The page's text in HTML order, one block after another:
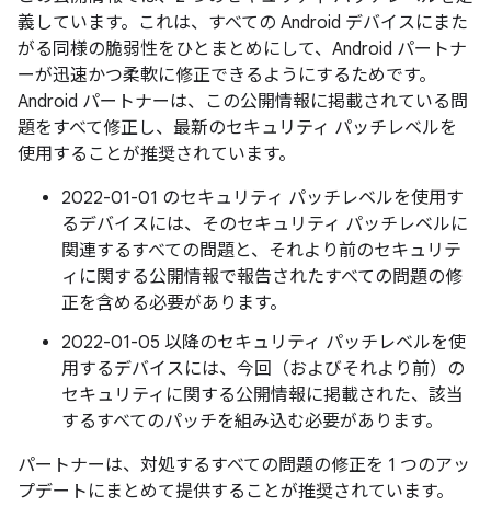
義しています。これは、すべての Android デバイスにまた
がる同様の脆弱性をひとまとめにして、Android パートナ
ーが迅速かつ柔軟に修正できるようにするためです。
Android パートナーは、この公開情報に掲載されている問
題をすべて修正し、最新のセキュリティ パッチレベルを
使用することが推奨されています。
2022-01-01 のセキュリティ パッチレベルを使用す
るデバイスには、そのセキュリティ パッチレベルに
関連するすべての問題と、それより前のセキュリテ
ィに関する公開情報で報告されたすべての問題の修
正を含める必要があります。
2022-01-05 以降のセキュリティ パッチレベルを使
用するデバイスには、今回（およびそれより前）の
セキュリティに関する公開情報に掲載された、該当
するすべてのパッチを組み込む必要があります。
パートナーは、対処するすべての問題の修正を 1 つのアッ
プデートにまとめて提供することが推奨されています。